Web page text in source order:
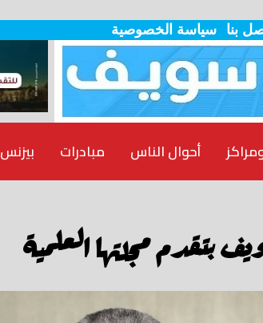
بنا سياسة الخصوصية
بيزنس مبادرات أحوال الناس
بتقدم مجلتها العلمية